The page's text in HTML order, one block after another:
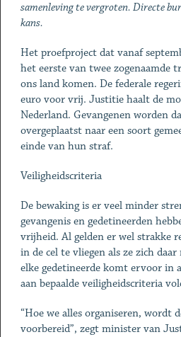
samenleving te vergroten. Directe
kans.
Het proefproject dat vanaf
het eerste van twee zogenaamde
ons land komen. De federale
euro voor vrij. Justitie haalt de
Nederland. Gevangenen worden
overgeplaatst naar een soort
einde van hun straf.
Veiligheidscriteria
De bewaking is er veel minder
gevangenis en gedetineerden
vrijheid. Al gelden er wel strakke
in de cel te vliegen als ze zich
elke gedetineerde komt ervoor in
aan bepaalde veiligheidscriteria
“Hoe we alles organiseren, wordt
voorbereid”, zegt minister van